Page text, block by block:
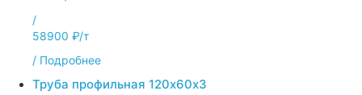
/
58900 ₽/т
/ Подробнее
Труба профильная 120х60х3